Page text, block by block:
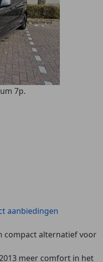
7p.
aanbiedingen
compact alternatief voor
meer comfort in het